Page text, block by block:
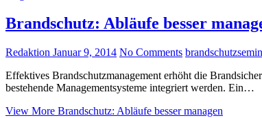
Brandschutz: Abläufe besser
Redaktion Januar 9, 2014 No Comments brandschutz
Effektives Brandschutzmanagement erhöht die
bestehende Managementsysteme integriert werden. Ein…
View More Brandschutz: Abläufe besser managen